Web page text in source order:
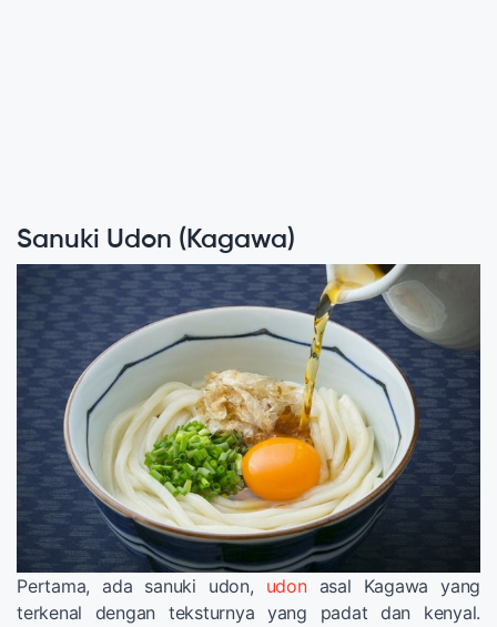
Sanuki Udon (Kagawa)
Pertama, ada sanuki udon, udonasal Kagawa yang
terkenal dengan teksturnya yang padat dan kenyal.